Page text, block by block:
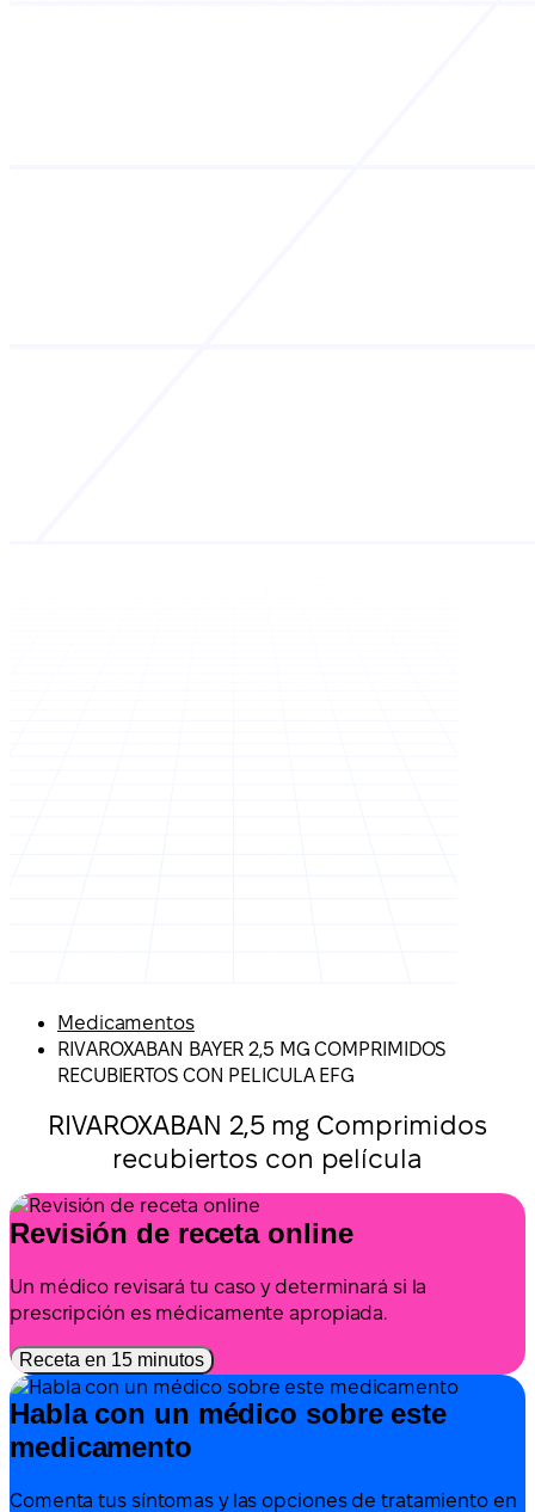
Medicamentos
RIVAROXABAN BAYER 2,5 MG COMPRIMIDOS
RECUBIERTOS CON PELICULA EFG
RIVAROXABAN 2,5 mg Comprimidos
recubiertos con película
Revisión de receta online
Un médico revisará tu caso y determinará si la
prescripción es médicamente apropiada.
Receta en 15 minutos
Habla con un médico sobre este
medicamento
Comenta tus síntomas y las opciones de tratamiento en